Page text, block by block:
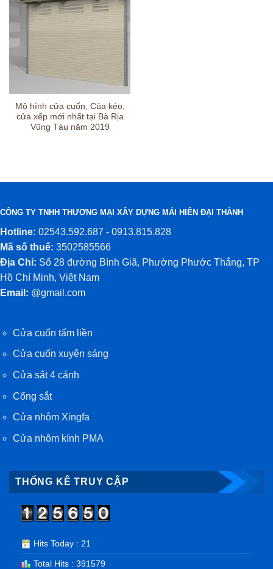
Mô hình cửa cuốn, Của kéo,
cửa xếp mới nhất tại Bà Rịa
Vũng Tàu năm 2019
CÔNG TY TNHH THƯƠNG MẠI XÂY DỰNG MÁI HIÊN ĐẠI THÀNH
Hotline: 02543.592.687 - 0913.815.828
Mã số thuế: 3502585566
Địa Chỉ: Số 28 đường Bình Giã, Phường Phước Thắng, TP
Hồ Chí Minh, Việt Nam
Email: @gmail.com
Cửa cuốn tấm liền
Cửa cuốn xuyên sáng
Cửa sắt 4 cánh
Cổng sắt
Cửa nhôm Xingfa
Cửa nhôm kính PMA
THỐNG KÊ TRUY CẬP
Hits Today : 21
Total Hits : 391579